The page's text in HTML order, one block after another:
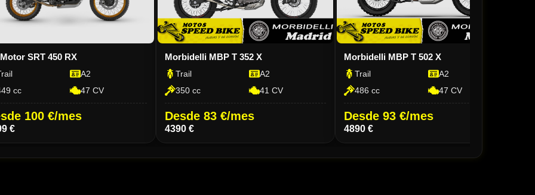
MBP T 352 X
A2
cc
41 CV
83 €/mes
Morbidelli MBP T 502 X
Trail
A2
486 cc
47 CV
Desde 93 €/mes
4890 €
Benelli TRK 502
Trail
A2
500 cc
48 CV
Desde 95 €/mes
4990 €